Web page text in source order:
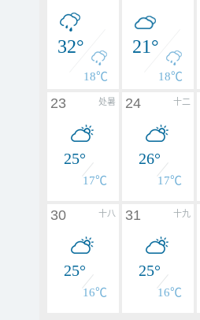
32°
18℃
21°
18℃
处暑
23
25°
17℃
十二
24
26°
17℃
十八
30
25°
16℃
十九
31
25°
16℃